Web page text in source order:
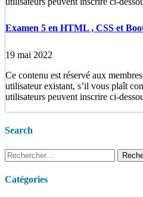
Examen 5 en HTML , CSS et
19 mai 2022
Ce contenu est réservé aux
utilisateur existant, s’il vous plaît
utilisateurs peuvent inscrire ci-
Search
Rechercher :
Catégories